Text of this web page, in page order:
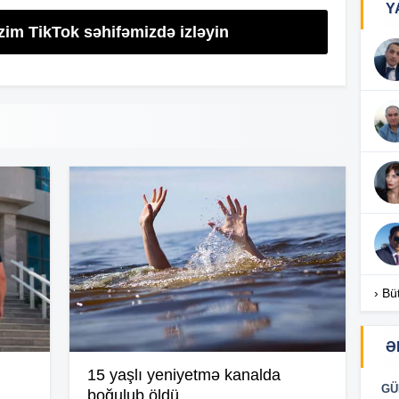
TikTok səhifəmizdə izləyin
15 yaşlı yeniyetmə kanalda
boğulub öldü
›